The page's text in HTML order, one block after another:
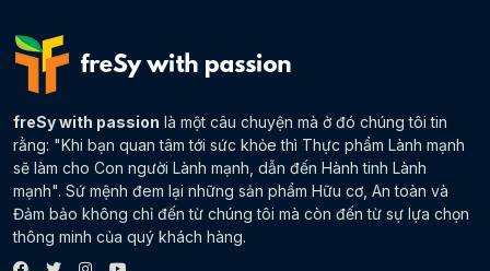
freSy with passion là một câu chuyện mà ở đó chúng tôi tin
rằng: "Khi bạn quan tâm tới sức khỏe thì Thực phẩm Lành mạnh
sẽ làm cho Con người Lành mạnh, dẫn đến Hành tinh Lành
mạnh". Sứ mệnh đem lại những sản phẩm Hữu cơ, An toàn và
Đảm bảo không chỉ đến từ chúng tôi mà còn đến từ sự lựa chọn
thông minh của quý khách hàng.